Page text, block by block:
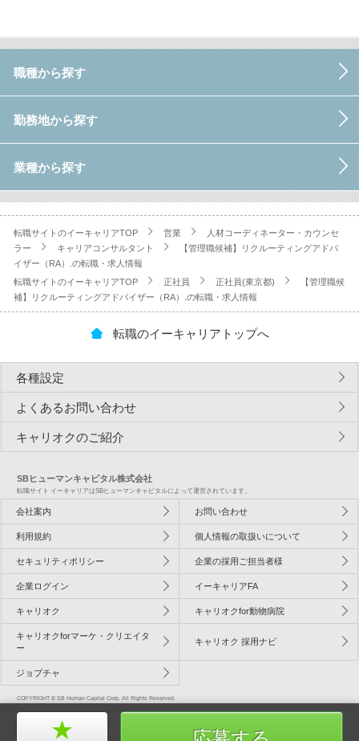
職種から探す
勤務地から探す
業種から探す
転職サイトのイーキャリアTOP 営業
人材コーディネーター・カウンセ
ラー
キャリアコンサルタント
【管理職候補】リクルーティングアドバ
イザー（RA）.の転職・求人情報
転職サイトのイーキャリアTOP
正社員 正社員(東京都)
【管理職候
補】リクルーティングアドバイザー（RA）.の転職・求人情報
転職のイーキャリアトップへ
各種設定
よくあるお問い合わせ
キャリオクのご紹介
SBヒューマンキャピタル株式会社
転職サイト イーキャリアはSBヒューマンキャピタルによって運営されています。
会社案内 お問い合わせ
利用規約 個人情報の取扱いについて
セキュリティポリシー 企業の採用ご担当者様
企業ログイン イーキャリアFA
キャリオク キャリオクfor動物病院
キャリオクforマーケ・クリエイタ
ー
キャリオク 採用ナビ
ジョブチャ
COPYRIGHT © SB Human Capital Corp. All Rights Reserved.